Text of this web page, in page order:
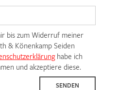
bis zum Widerruf meiner
& Könenkamp Seiden
habe ich
und akzeptiere diese.
SENDEN